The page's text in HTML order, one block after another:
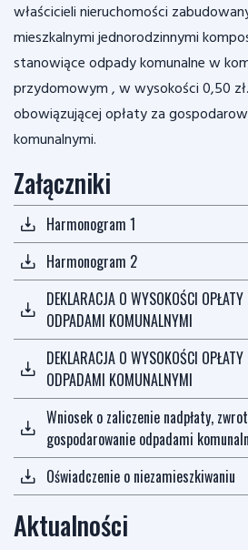
właścicieli nieruchomości
mieszkalnymi jednorodzinnymi
stanowiące odpady komunalne w
przydomowym , w wysokości 0,50
obowiązującej opłaty za
komunalnymi.
Załączniki
Harmonogram 1
Harmonogram 2
DEKLARACJA O WYSOKOŚCI
ODPADAMI KOMUNALNYMI
DEKLARACJA O WYSOKOŚCI
ODPADAMI KOMUNALNYMI
Wniosek o zaliczenie nadpłaty,
gospodarowanie odpadami
Oświadczenie o niezamieszkiwaniu
Aktualności